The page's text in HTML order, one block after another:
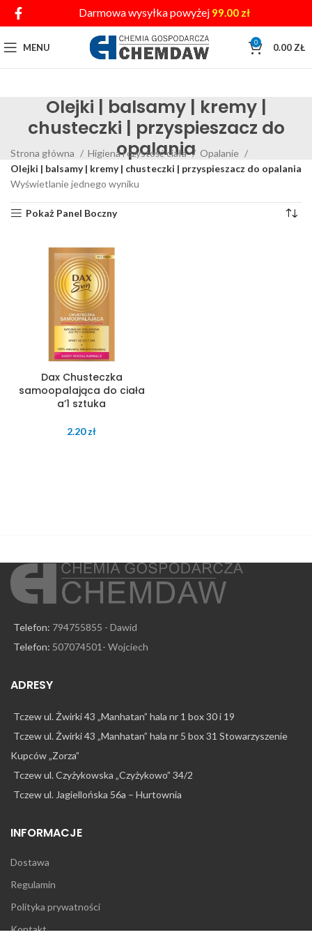
Darmowa wysyłka powyżej 99.00 zł
MENU 0 0.00 ZŁ
Olejki | balsamy | kremy |
chusteczki | przyspieszacz do
opalania
Strona główna Higiena i czystość ciała
Opalanie
Olejki | balsamy | kremy | chusteczki | przyspieszacz do opalania
Wyświetlanie jednego wyniku
Pokaż Panel Boczny
Dax Chusteczka
samoopalająca do ciała
a’1 sztuka
2.20zł
Telefon: 794755855 - Dawid
Telefon: 507074501- Wojciech
ADRESY
Tczew ul. Żwirki 43 „Manhatan” hala nr 1 box 30 i 19
Tczew ul. Żwirki 43 „Manhatan” hala nr 5 box 31 Stowarzyszenie
Kupców „Zorza”
Tczew ul. Czyżykowska „Czyżykowo” 34/2
Tczew ul. Jagiellońska 56a – Hurtownia
INFORMACJE
Dostawa
Regulamin
Polityka prywatności
Kontakt